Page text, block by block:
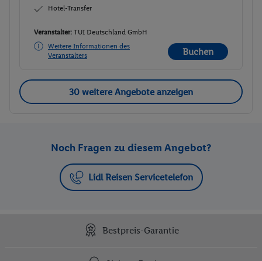
Hotel-Transfer
Veranstalter: TUI Deutschland GmbH
Weitere Informationen des
Veranstalters
Buchen
30 weitere Angebote anzeigen
Noch Fragen zu diesem Angebot?
Lidl Reisen Servicetelefon
Bestpreis-Garantie